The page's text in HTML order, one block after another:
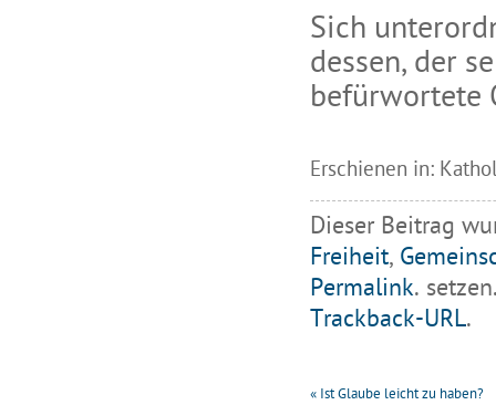
Sich
dessen, der
befürwortete
Erschienen in:
Dieser Beitrag
Freiheit,
Permalink.
Trackback-URL.
« Ist Glaube leicht zu haben?